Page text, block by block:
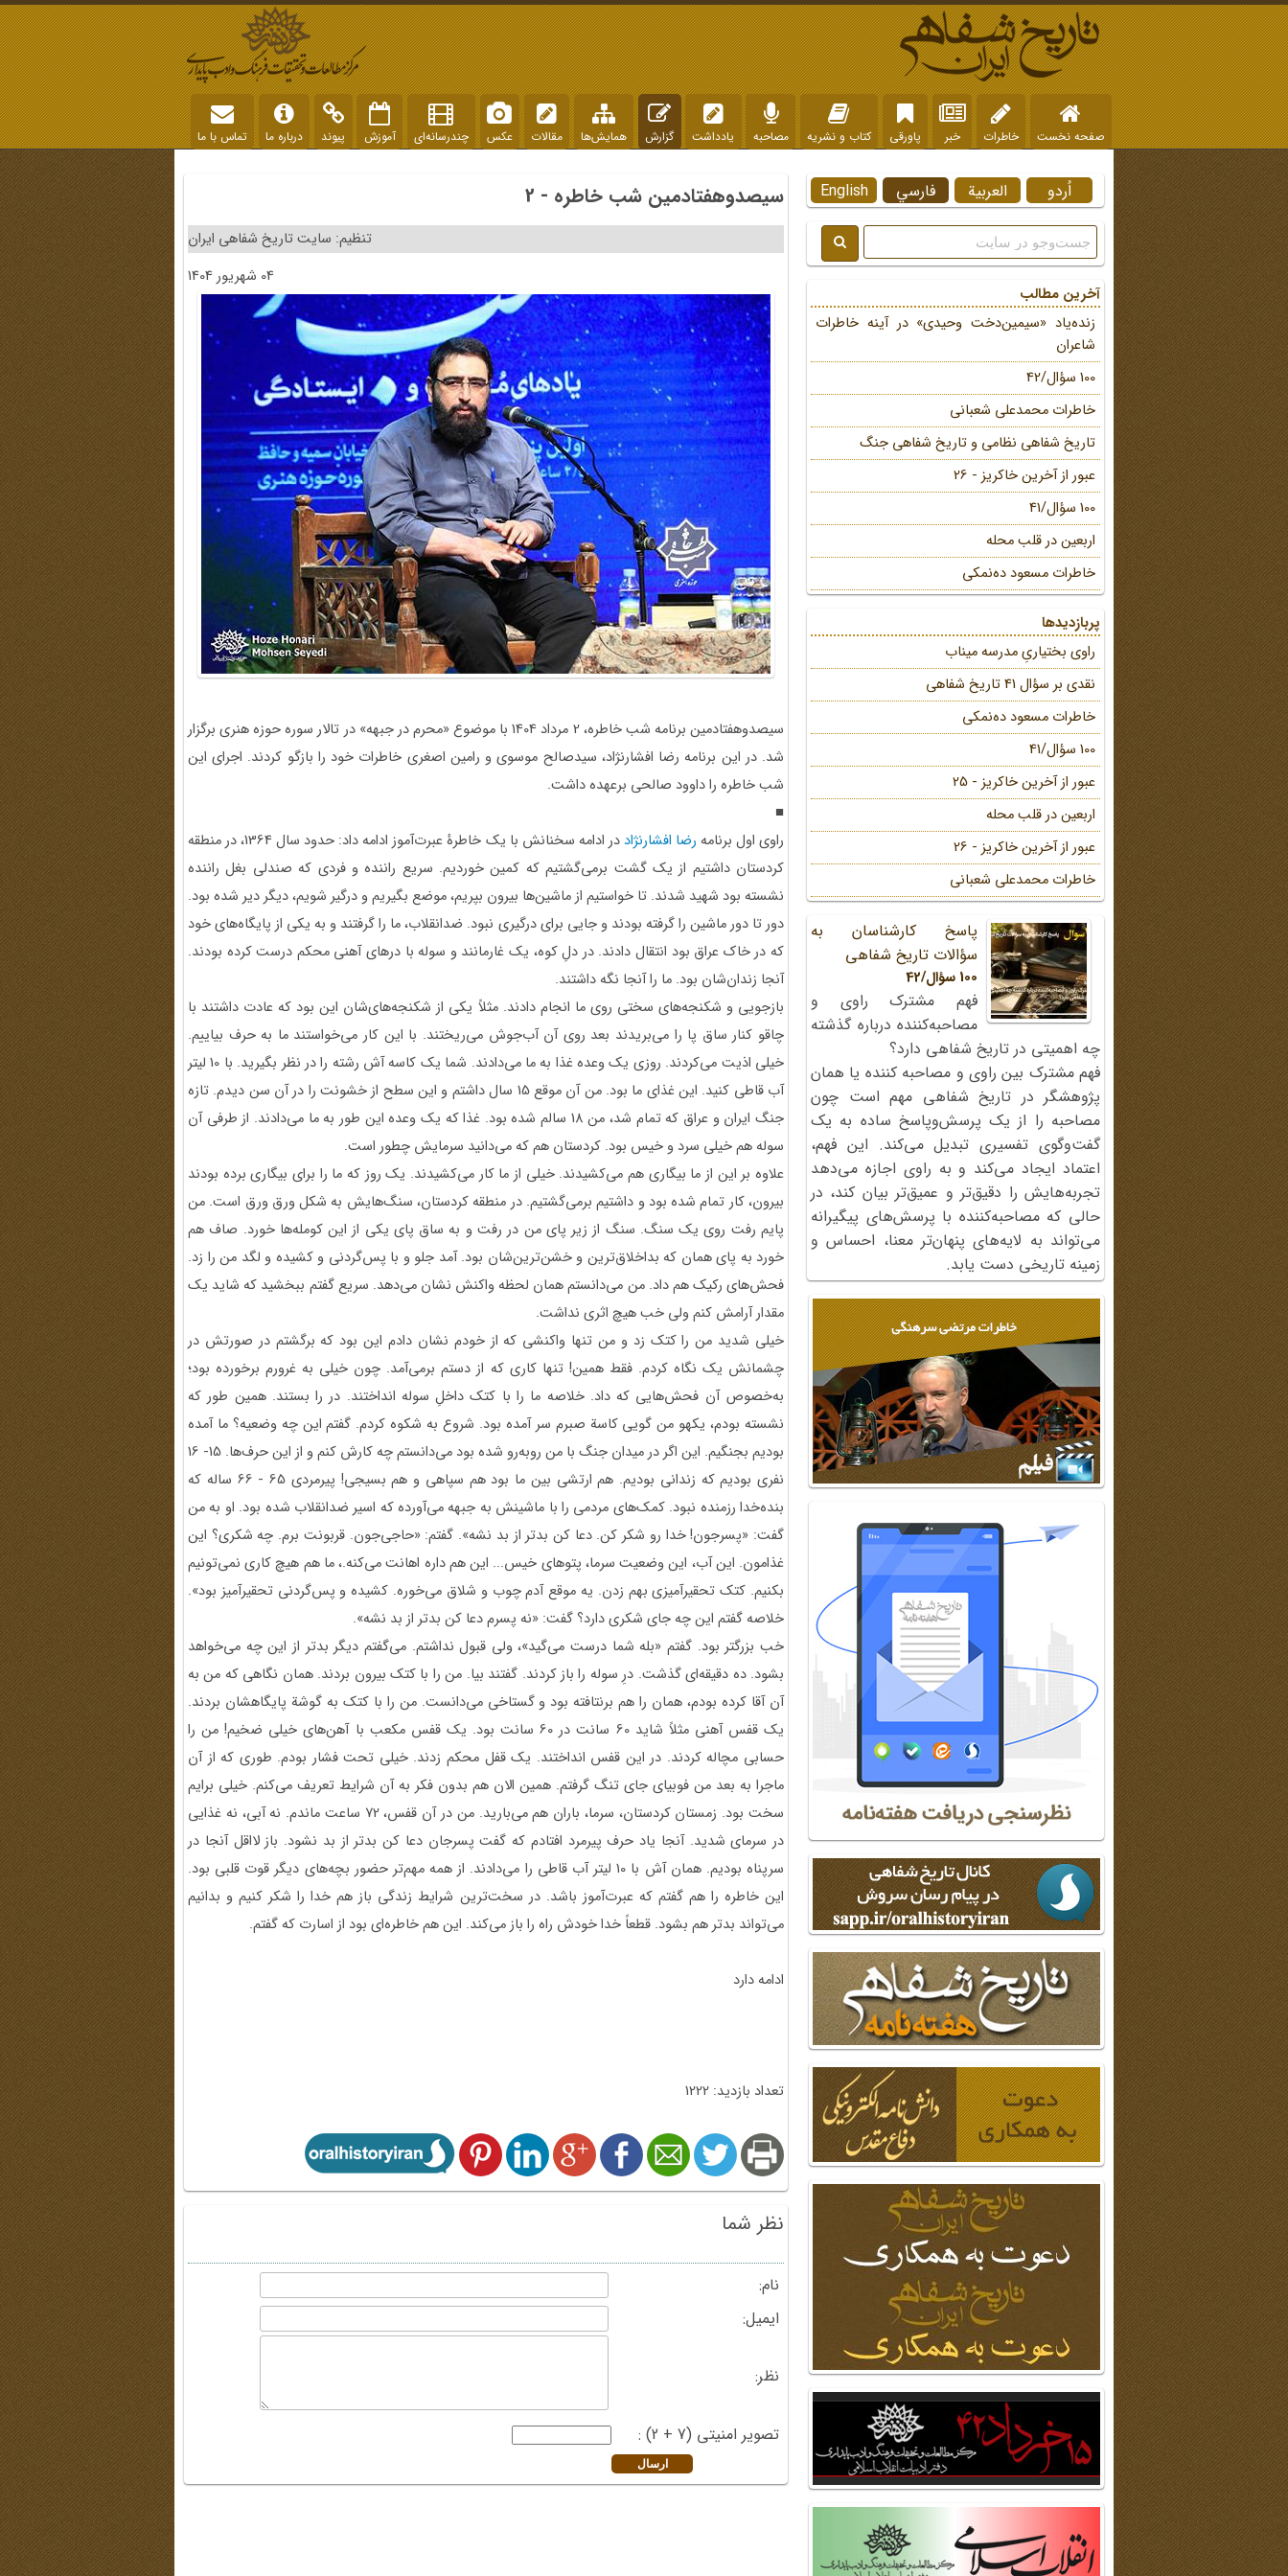
صفحه نخست خاطرات خبر پاورقی کتاب و نشریه مصاحبه یادداشت گزارش همایش‌ها مقالات عکس چندرسانه‌ای آموزش پیوند درباره ما تماس با ما
سیصدوهفتادمین شب خاطره - 2
تنظیم: سایت تاریخ شفاهی ایران
04 شهریور 1404
سیصدوهفتادمین برنامه شب خاطره، 2 مرداد 1404 با موضوع «محرم در جبهه» در تالار سوره حوزه هنری برگزار
شد. در این برنامه رضا افشارنژاد، سیدصالح موسوی و رامین اصغری خاطرات خود را بازگو کردند. اجرای این
شب خاطره را داوود صالحی برعهده داشت.
■
راوی اول برنامه رضا افشارنژاد
در ادامه سخنانش با یک خاطرۀ عبرت‌آموز ادامه داد: حدود سال 1364، در منطقه
کردستان داشتیم از یک گشت برمی‌گشتیم که کمین خوردیم. سریع راننده و فردی که صندلی بغل راننده
نشسته بود شهید شدند. تا خواستیم از ماشین‌‎ها بیرون بپریم، موضع بگیریم و درگیر شویم، دیگر دیر شده بود.
دور تا دور ماشین را گرفته بودند و جایی برای درگیری نبود. ضدانقلاب، ما را گرفتند و به یکی از پایگاه‌های خود
که در خاک عراق بود انتقال دادند. در دلِ کوه، یک غارمانند و سوله با درهای آهنی محکم درست کرده بودند.
آنجا زندان‌شان بود. ما را آنجا نگه ‌داشتند.
بازجویی و شکنجه‌های سختی روی ما انجام دادند. مثلاً یکی از شکنجه‌های‌شان این بود که عادت داشتند با
چاقو کنار ساق پا را می‌بریدند بعد روی آن آب‌جوش می‌ریختند. با این کار می‌خواستند ما به حرف بیاییم.
خیلی اذیت می‌کردند. روزی یک وعده غذا به ما می‌دادند. شما یک کاسه آش رشته را در نظر بگیرید. با 10 لیتر
آب قاطی کنید. این غذای ما بود. من آن موقع 15 سال داشتم و این سطح از خشونت را در آن سن دیدم. تازه
جنگ ایران و عراق که تمام شد، من 18 سالم شده بود. غذا که یک وعده این طور به ما می‌دادند. از طرفی آن
سوله هم خیلی سرد و خیس بود. کردستان هم که می‌دانید سرمایش چطور است.
علاوه بر این از ما بیگاری هم می‌کشیدند. خیلی از ما کار می‌کشیدند. یک روز که ما را برای بیگاری برده بودند
بیرون، کار تمام شده بود و داشتیم برمی‌گشتیم. در منطقه کردستان، سنگ‌هایش به شکل ورق ورق است. من
پایم رفت روی یک سنگ. سنگ از زیر پای من در رفت و به ساق پای یکی از این کومله‌ها خورد. صاف هم
خورد به پای همان که بداخلاق‌ترین و خشن‌ترین‌شان بود. آمد جلو و با پس‌گردنی و کشیده و لگد من را زد.
فحش‌های رکیک هم داد. من می‌دانستم همان لحظه واکنش نشان می‌دهد. سریع گفتم ببخشید که شاید یک
مقدار آرامش کنم ولی خب هیچ اثری نداشت.
خیلی شدید من را کتک زد و من تنها واکنشی که از خودم نشان دادم این بود که برگشتم در صورتش در
چشمانش یک نگاه کردم. فقط همین! تنها کاری که از دستم برمی‌آمد. چون خیلی به غرورم برخورده بود؛
به‌خصوص آن فحش‌هایی که داد. خلاصه ما را با کتک داخلِ سوله انداختند. در را بستند. همین طور که
نشسته بودم، یکهو من گویی کاسة صبرم سر آمده بود. شروع به شکوه کردم. گفتم این چه وضعیه؟ ما آمده
بودیم بجنگیم. این اگر در میدان جنگ با من روبه‌رو شده بود می‌دانستم چه کارش کنم و از این حرف‌ها. 15- 16
نفری بودیم که زندانی بودیم. هم ارتشی بین ما بود هم سپاهی و هم بسیجی! پیرمردی 65 - 66 ساله که
بنده‌خدا رزمنده نبود. کمک‌‌های مردمی را با ماشینش به جبهه می‌آورده که اسیر ضدانقلاب شده بود. او به من
گفت: «پسرجون! خدا رو شکر کن. دعا کن بدتر از بد نشه». گفتم: «حاجی‌جون. قربونت برم. چه شکری؟ این
غذامون. این آب، این وضعیت سرما، پتوهای خیس... این هم داره اهانت می‌کنه.، ما هم هیچ کاری نمی‌تونیم
بکنیم. کتک تحقیرآمیزی بهم زدن. یه موقع آدم چوب و شلاق می‌خوره. کشیده و پس‌گردنی تحقیرآمیز بود».
خلاصه گفتم این چه جای شکری دارد؟ گفت: «نه پسرم دعا کن بدتر از بد نشه».
خب بزرگتر بود. گفتم «بله شما درست می‌گید»، ولی قبول نداشتم. می‌گفتم دیگر بدتر از این چه می‌خواهد
بشود. ده دقیقه‌ای گذشت. درِ سوله را باز کردند. گفتند بیا. من را با کتک بیرون بردند. همان نگاهی که من به
آن آقا کرده بودم، همان را هم برنتافته بود و گستاخی می‌دانست. من را با کتک به گوشة پایگاهشان بردند.
یک قفس آهنی مثلاً شاید 60 سانت در 60 سانت بود. یک قفس مکعب با آهن‌های خیلی ضخیم! من را
حسابی مچاله کردند. در این قفس انداختند. یک قفل محکم زدند. خیلی تحت فشار بودم. طوری که از آن
ماجرا به بعد من فوبیای جای تنگ گرفتم. همین الان هم بدون فکر به آن شرایط تعریف می‌کنم. خیلی برایم
سخت بود. زمستان کردستان، سرما، باران هم می‌بارید. من در آن قفس، 72 ساعت ماندم. نه آبی، نه غذایی
در سرمای شدید. آنجا یاد حرف پیرمرد افتادم که گفت پسرجان دعا کن بدتر از بد نشود. باز لااقل آنجا در
سرپناه بودیم. همان آش با 10 لیتر آب قاطی را می‌دادند. از همه مهم‌تر حضور بچه‌های دیگر قوت قلبی بود.
این خاطره را هم گفتم که عبرت‌آموز باشد. در سخت‌ترین شرایط زندگی باز هم خدا را شکر کنیم و بدانیم
می‌تواند بدتر هم بشود. قطعاً خدا خودش راه را باز می‌کند. این هم خاطره‌ای بود از اسارت که گفتم.
ادامه دارد
تعداد بازدید: 1222
نظر شما
نام:
ایمیل:
نظر:
تصویر امنیتی (7 + 2) :
English فارسي العربية اُردو
آخرین مطالب
زنده‌یاد «سیمین‌دخت وحیدی» در آینه خاطرات
شاعران
100 سؤال/42
خاطرات محمد‌علی شعبانی
تاریخ شفاهی نظامی و تاریخ شفاهی جنگ
عبور از آخرین خاکریز - 26
100 سؤال/41
اربعین در قلب محله
خاطرات مسعود ده‌نمکی
پربازدیدها
راوی بختیاریِ مدرسه میناب
نقدی بر سؤال 41 تاریخ شفاهی
خاطرات مسعود ده‌نمکی
100 سؤال/41
عبور از آخرین خاکریز - 25
اربعین در قلب محله
عبور از آخرین خاکریز - 26
خاطرات محمد‌علی شعبانی
پاسخ کارشناسان به
سؤالات تاریخ شفاهی
100 سؤال/42
فهم مشترک راوی و
مصاحبه‌کننده درباره گذشته
چه اهمیتی در تاریخ شفاهی دارد؟
فهم مشترک بین راوی و مصاحبه کننده یا همان
پژوهشگر در تاریخ شفاهی مهم است چون
مصاحبه را از یک پرسش‌وپاسخ ساده به یک
گفت‌وگوی تفسیری تبدیل می‌کند. این فهم،
اعتماد ایجاد می‌کند و به راوی اجازه می‌دهد
تجربه‌هایش را دقیق‌تر و عمیق‌تر بیان کند، در
حالی که مصاحبه‌کننده با پرسش‌های پیگیرانه
می‌تواند به لایه‌های پنهان‌تر معنا، احساس و
زمینه تاریخی دست یابد.